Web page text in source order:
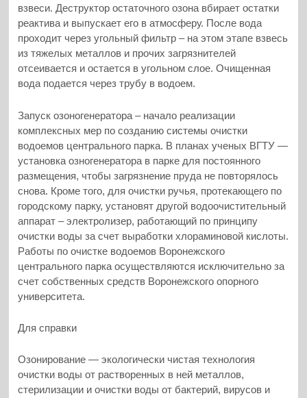
взвеси. Деструктор остаточного озона вбирает остатки
реактива и выпускает его в атмосферу. После вода
проходит через угольный фильтр – на этом этапе взвесь
из тяжелых металлов и прочих загрязнителей
отсеивается и остается в угольном слое. Очищенная
вода подается через трубу в водоем.
Запуск озоногенератора – начало реализации
комплексных мер по созданию системы очистки
водоемов центрального парка. В планах ученых ВГТУ —
установка озногенератора в парке для постоянного
размещения, чтобы загрязнение пруда не повторялось
снова. Кроме того, для очистки ручья, протекающего по
городскому парку, установят другой водоочистительный
аппарат – электролизер, работающий по принципу
очистки воды за счет выработки хлораминовой кислоты.
Работы по очистке водоемов Воронежского
центрального парка осуществляются исключительно за
счет собственных средств Воронежского опорного
университета.
Для справки
Озонирование — экологически чистая технология
очистки воды от растворенных в ней металлов,
стерилизации и очистки воды от бактерий, вирусов и